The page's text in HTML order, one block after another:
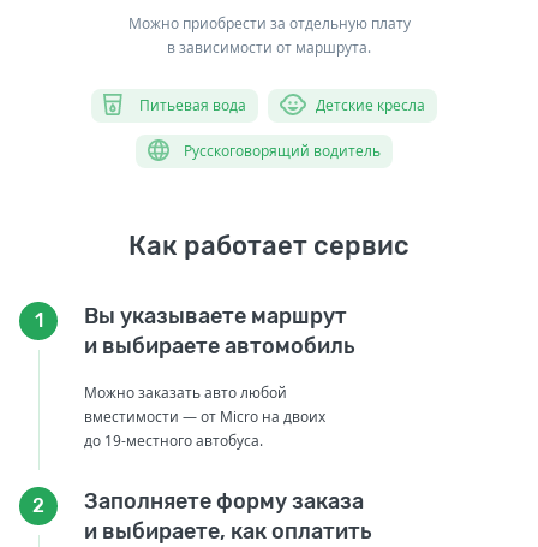
Можно приобрести за отдельную плату
в зависимости от маршрута.
Питьевая вода Детские кресла
Русскоговорящий водитель
Как работает сервис
1
Вы указываете маршрут
и выбираете автомобиль
Можно заказать авто любой
вместимости — от Micro на двоих
до 19-местного автобуса.
2
Заполняете форму заказа
и выбираете, как оплатить